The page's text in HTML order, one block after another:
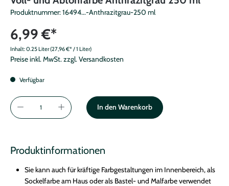
Produktnummer:16494...-Anthrazitgrau-250 ml
6,99 €*
Inhalt:0.25 Liter(27,96 €* / 1 Liter)
Preise inkl. MwSt. zzgl. Versandkosten
Verfügbar
In den Warenkorb
Produktinformationen
Sie kann auch für kräftige Farbgestaltungen im Innenbereich, als
Sockelfarbe am Haus oder als Bastel- und Malfarbe verwendet